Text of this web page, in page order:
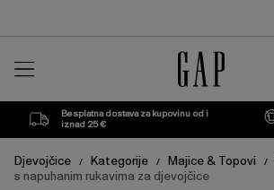
Besplatna dostava za kupovinu od i
iznad 25 €
Djevojčice / Kategorije / Majice & Topovi /
s napuhanim rukavima za djevojčice
može
ažurirati
na
odabira
može
ažurirati
na
odabira